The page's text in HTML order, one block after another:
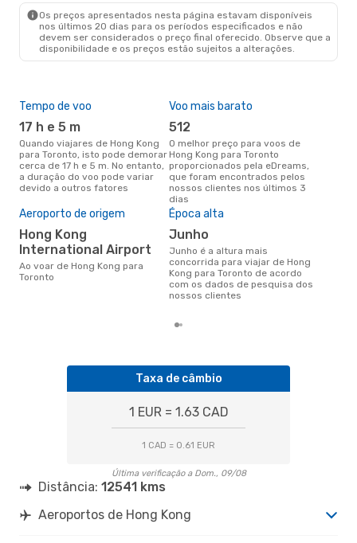
Os preços apresentados nesta página estavam disponíveis
nos últimos 20 dias para os períodos especificados e não
devem ser considerados o preço final oferecido. Observe que a
disponibilidade e os preços estão sujeitos a alterações.
Tempo de voo
17 h e 5 m
Quando viajares de Hong Kong
para Toronto, isto pode demorar
cerca de 17 h e 5 m. No entanto,
a duração do voo pode variar
devido a outros fatores
Voo mais barato
512
O melhor preço para voos de
Hong Kong para Toronto
proporcionados pela eDreams,
que foram encontrados pelos
nossos clientes nos últimos 3
dias
Aeroporto de origem
Hong Kong
International Airport
Ao voar de Hong Kong para
Toronto
Época alta
junho
junho é a altura mais
concorrida para viajar de Hong
Kong para Toronto de acordo
com os dados de pesquisa dos
nossos clientes
Taxa de câmbio
1 EUR = 1.63 CAD
1 CAD = 0.61 EUR
Última verificação a Dom., 09/08
Distância: 12541 kms
Aeroportos de Hong Kong